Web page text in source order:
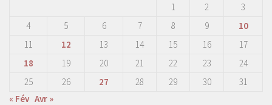
1
2
3
4
5 6 7 8 9
10
11
12 13 14 15 16
17
18
19 20 21 22 23
24
25
26 27 28 29 30
31
« Fév Avr »